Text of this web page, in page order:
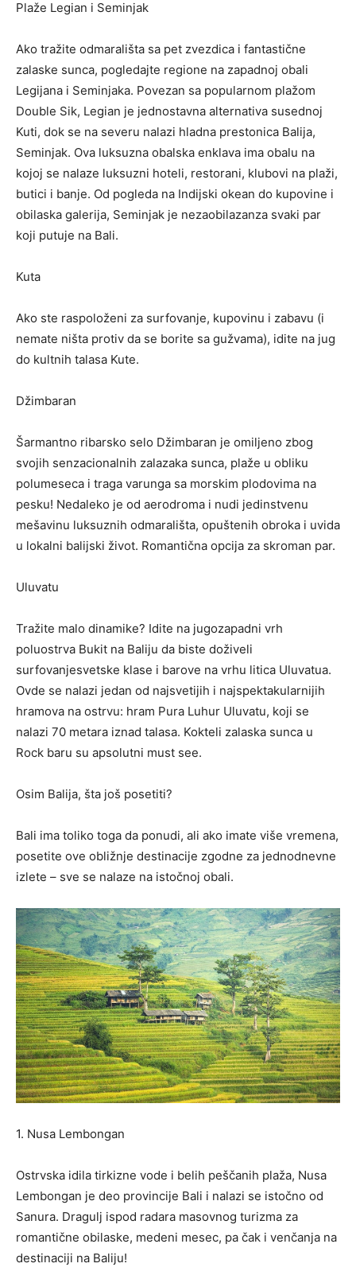
Plaže Legian i Seminjak
Ako tražite odmarališta sa pet zvezdica i fantastične
zalaske sunca, pogledajte regione na zapadnoj obali
Legijana i Seminjaka. Povezan sa popularnom plažom
Double Sik, Legian je jednostavna alternativa susednoj
Kuti, dok se na severu nalazi hladna prestonica Balija,
Seminjak. Ova luksuzna obalska enklava ima obalu na
kojoj se nalaze luksuzni hoteli, restorani, klubovi na plaži,
butici i banje. Od pogleda na Indijski okean do kupovine i
obilaska galerija, Seminjak je nezaobilazanza svaki par
koji putuje na Bali.
Kuta
Ako ste raspoloženi za surfovanje, kupovinu i zabavu (i
nemate ništa protiv da se borite sa gužvama), idite na jug
do kultnih talasa Kute.
Džimbaran
Šarmantno ribarsko selo Džimbaran je omiljeno zbog
svojih senzacionalnih zalazaka sunca, plaže u obliku
polumeseca i traga varunga sa morskim plodovima na
pesku! Nedaleko je od aerodroma i nudi jedinstvenu
mešavinu luksuznih odmarališta, opuštenih obroka i uvida
u lokalni balijski život. Romantična opcija za skroman par.
Uluvatu
Tražite malo dinamike? Idite na jugozapadni vrh
poluostrva Bukit na Baliju da biste doživeli
surfovanjesvetske klase i barove na vrhu litica Uluvatua.
Ovde se nalazi jedan od najsvetijih i najspektakularnijih
hramova na ostrvu: hram Pura Luhur Uluvatu, koji se
nalazi 70 metara iznad talasa. Kokteli zalaska sunca u
Rock baru su apsolutni must see.
Osim Balija, šta još posetiti?
Bali ima toliko toga da ponudi, ali ako imate više vremena,
posetite ove obližnje destinacije zgodne za jednodnevne
izlete – sve se nalaze na istočnoj obali.
1. Nusa Lembongan
Ostrvska idila tirkizne vode i belih peščanih plaža, Nusa
Lembongan je deo provincije Bali i nalazi se istočno od
Sanura. Dragulj ispod radara masovnog turizma za
romantične obilaske, medeni mesec, pa čak i venčanja na
destinaciji na Baliju!